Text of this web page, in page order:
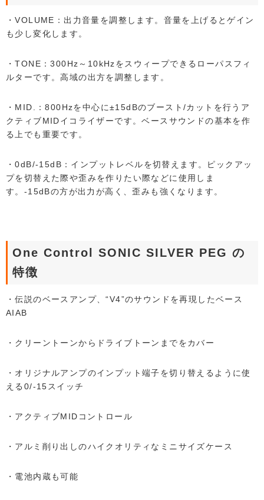
・VOLUME：出力音量を調整します。音量を上げるとゲイン
も少し変化します。
・TONE：300Hz～10kHzをスウィープできるローパスフィ
ルターです。高域の出方を調整します。
・MID.：800Hzを中心に±15dBのブースト/カットを行うア
クティブMIDイコライザーです。ベースサウンドの基本を作
る上でも重要です。
・0dB/-15dB：インプットレベルを切替えます。ピックアッ
プを切替えた際や歪みを作りたい際などに使用しま
す。-15dBの方が出力が高く、歪みも強くなります。
One Control SONIC SILVER PEG の
特徴
・伝説のベースアンプ、“V4”のサウンドを再現したベース
AIAB
・クリーントーンからドライブトーンまでをカバー
・オリジナルアンプのインプット端子を切り替えるように使
える0/-15スイッチ
・アクティブMIDコントロール
・アルミ削り出しのハイクオリティなミニサイズケース
・電池内蔵も可能